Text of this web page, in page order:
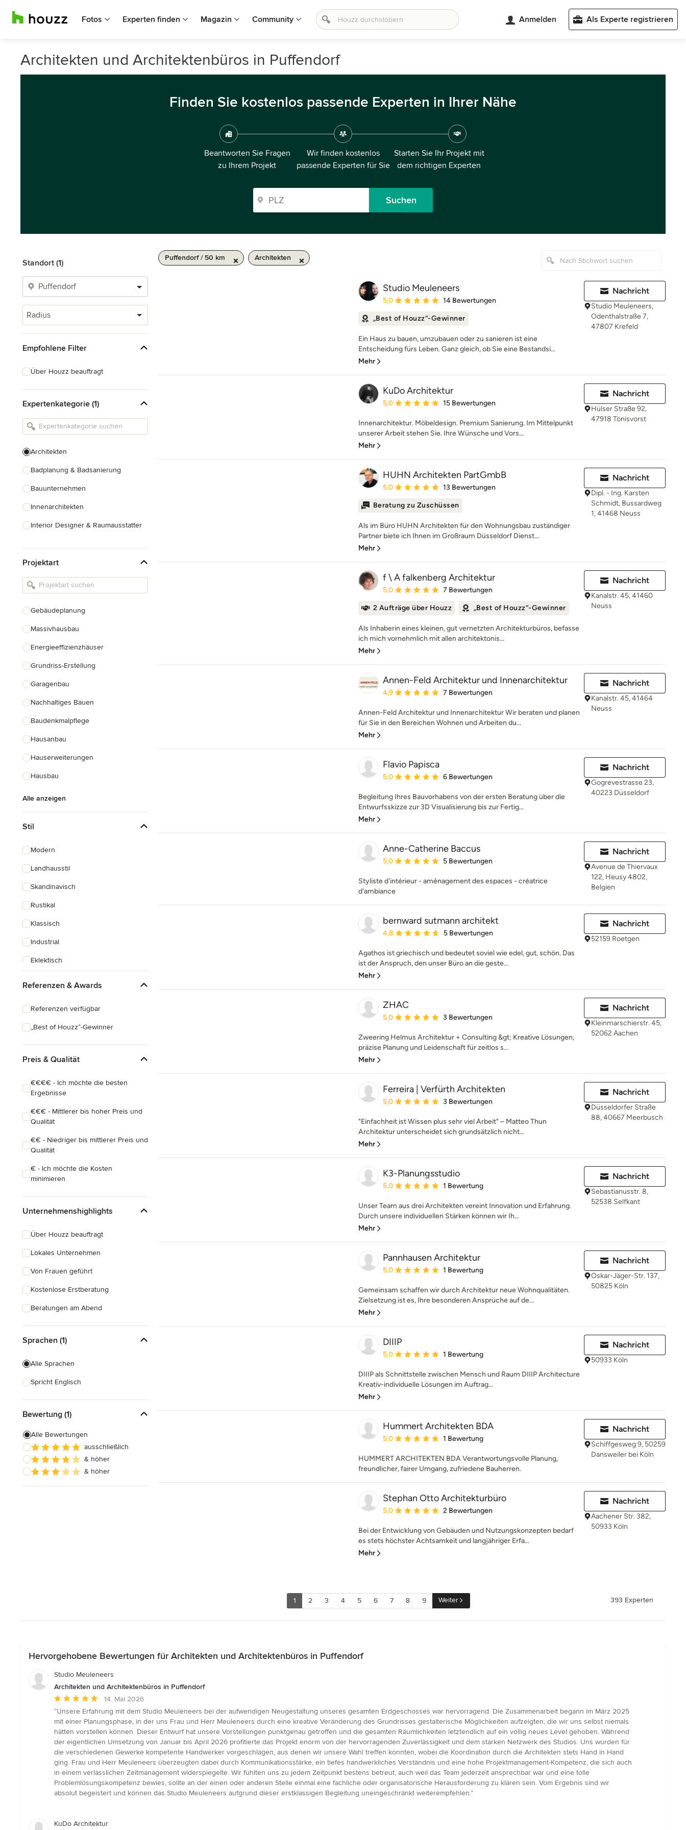
Fotos Experten finden Magazin Community Anmelden Als Experte registrieren
Architekten und Architektenbüros in Puffendorf
Finden Sie kostenlos passende Experten in Ihrer Nähe
Beantworten Sie Fragen
zu Ihrem Projekt
Wir finden kostenlos
passende Experten für Sie
Starten Sie Ihr Projekt mit
dem richtigen Experten
Suchen
Standort (1)
Radius
Empfohlene Filter
Über Houzz beauftragt
Expertenkategorie (1)
Architekten
Badplanung & Badsanierung
Bauunternehmen
Innenarchitekten
Interior Designer & Raumausstatter
Landschaftsarchitekten
Armaturen & Sanitärbedarf
Einbauschränke
Projektart
Gebäudeplanung
Massivhausbau
Energieeffizienzhäuser
Grundriss-Erstellung
Garagenbau
Nachhaltiges Bauen
Baudenkmalpflege
Hausanbau
Hauserweiterungen
Hausbau
Alle anzeigen
Stil
Modern
Landhausstil
Skandinavisch
Rustikal
Klassisch
Industrial
Eklektisch
Referenzen & Awards
Referenzen verfügbar
„Best of Houzz“-Gewinner
Preis & Qualität
€€€€ - Ich möchte die besten
Ergebnisse
€€€ - Mittlerer bis hoher Preis und
Qualität
€€ - Niedriger bis mittlerer Preis und
Qualität
€ - Ich möchte die Kosten
minimieren
Unternehmenshighlights
Über Houzz beauftragt
Lokales Unternehmen
Von Frauen geführt
Kostenlose Erstberatung
Beratungen am Abend
Sprachen (1)
Alle Sprachen
Spricht Englisch
Bewertung (1)
Alle Bewertungen
ausschließlich
& höher
& höher
Puffendorf / 50 km Architekten
Studio Meuleneers
Durchschnittliche Bewertung: 5 von 5 Sternen
5,0 14 Bewertungen
„Best of Houzz“-Gewinner
Ein Haus zu bauen, umzubauen oder zu sanieren ist eine
Entscheidung fürs Leben. Ganz gleich, ob Sie eine Bestandsi...
Mehr
Nachricht
Studio Meuleneers,
Odenthalstraße 7,
47807 Krefeld
KuDo Architektur
Durchschnittliche Bewertung: 5 von 5 Sternen
5,0 15 Bewertungen
Innenarchitektur. Möbeldesign. Premium Sanierung. Im Mittelpunkt
unserer Arbeit stehen Sie. Ihre Wünsche und Vors...
Mehr
Nachricht
Hülser Straße 92,
47918 Tönisvorst
HUHN Architekten PartGmbB
Durchschnittliche Bewertung: 5 von 5 Sternen
5,0 13 Bewertungen
Beratung zu Zuschüssen
Als im Büro HUHN Architekten für den Wohnungsbau zuständiger
Partner biete ich Ihnen im Großraum Düsseldorf Dienst...
Mehr
Nachricht
Dipl. - Ing. Karsten
Schmidt, Bussardweg
1, 41468 Neuss
f \ A falkenberg Architektur
Durchschnittliche Bewertung: 5 von 5 Sternen
5,0 7 Bewertungen
2 Aufträge über Houzz „Best of Houzz“-Gewinner
Als Inhaberin eines kleinen, gut vernetzten Architekturbüros, befasse
ich mich vornehmlich mit allen architektonis...
Mehr
Nachricht
Kanalstr. 45, 41460
Neuss
Annen-Feld Architektur und Innenarchitektur
Durchschnittliche Bewertung: 4.9 von 5 Sternen
4,9 7 Bewertungen
Annen-Feld Architektur und Innenarchitektur Wir beraten und planen
für Sie in den Bereichen Wohnen und Arbeiten du...
Mehr
Nachricht
Kanalstr. 45, 41464
Neuss
Flavio Papisca
Durchschnittliche Bewertung: 5 von 5 Sternen
5,0 6 Bewertungen
Begleitung Ihres Bauvorhabens von der ersten Beratung über die
Entwurfsskizze zur 3D Visualisierung bis zur Fertig...
Mehr
Nachricht
Gogrevestrasse 23,
40223 Düsseldorf
Anne-Catherine Baccus
Durchschnittliche Bewertung: 5 von 5 Sternen
5,0 5 Bewertungen
Styliste d'intérieur - aménagement des espaces - créatrice
d'ambiance
Nachricht
Avenue de Thiervaux
122, Heusy 4802,
Belgien
bernward sutmann architekt
Durchschnittliche Bewertung: 4.8 von 5 Sternen
4,8 5 Bewertungen
Agathos ist griechisch und bedeutet soviel wie edel, gut, schön. Das
ist der Anspruch, den unser Büro an die geste...
Mehr
Nachricht
52159 Roetgen
ZHAC
Durchschnittliche Bewertung: 5 von 5 Sternen
5,0 3 Bewertungen
Zweering Helmus Architektur + Consulting &gt; Kreative Lösungen,
präzise Planung und Leidenschaft für zeitlos s...
Mehr
Nachricht
Kleinmarschierstr. 45,
52062 Aachen
Ferreira | Verfürth Architekten
Durchschnittliche Bewertung: 5 von 5 Sternen
5,0 3 Bewertungen
"Einfachheit ist Wissen plus sehr viel Arbeit" – Matteo Thun
Architektur unterscheidet sich grundsätzlich nicht...
Mehr
Nachricht
Düsseldorfer Straße
88, 40667 Meerbusch
K3-Planungsstudio
Durchschnittliche Bewertung: 5 von 5 Sternen
5,0 1 Bewertung
Unser Team aus drei Architekten vereint Innovation und Erfahrung.
Durch unsere individuellen Stärken können wir Ih...
Mehr
Nachricht
Sebastianusstr. 8,
52538 Selfkant
Pannhausen Architektur
Durchschnittliche Bewertung: 5 von 5 Sternen
5,0 1 Bewertung
Gemeinsam schaffen wir durch Architektur neue Wohnqualitäten.
Zielsetzung ist es, Ihre besonderen Ansprüche auf de...
Mehr
Nachricht
Oskar-Jäger-Str. 137,
50825 Köln
DIIIP
Durchschnittliche Bewertung: 5 von 5 Sternen
5,0 1 Bewertung
DIIIP als Schnittstelle zwischen Mensch und Raum DIIIP Architecture
Kreativ-individuelle Lösungen im Auftrag...
Mehr
Nachricht
50933 Köln
Hummert Architekten BDA
Durchschnittliche Bewertung: 5 von 5 Sternen
5,0 1 Bewertung
HUMMERT ARCHITEKTEN BDA Verantwortungsvolle Planung,
freundlicher, fairer Umgang, zufriedene Bauherren.
Nachricht
Schiffgesweg 9, 50259
Dansweiler bei Köln
Stephan Otto Architekturbüro
Durchschnittliche Bewertung: 5 von 5 Sternen
5,0 2 Bewertungen
Bei der Entwicklung von Gebäuden und Nutzungskonzepten bedarf
es stets höchster Achtsamkeit und langjähriger Erfa...
Mehr
Nachricht
Aachener Str. 382,
50933 Köln
1 2 3 4 5 6 7 8 9 Weiter 393 Experten
Hervorgehobene Bewertungen für Architekten und Architektenbüros in Puffendorf
Studio Meuleneers
Architekten und Architektenbüros in Puffendorf
Durchschnittliche
Bewertung:
5
von
5
Sternen
14. Mai 2026
“Unsere Erfahrung mit dem Studio Meuleneers bei der aufwendigen Neugestaltung unseres gesamten Erdgeschosses war hervorragend. Die Zusammenarbeit begann im März 2025
mit einer Planungsphase, in der uns Frau und Herr Meuleneers durch eine kreative Veränderung des Grundrisses gestalterische Möglichkeiten aufzeigten, die wir uns selbst niemals
hätten vorstellen können. Dieser Entwurf hat unsere Vorstellungen punktgenau getroffen und die gesamten Räumlichkeiten letztendlich auf ein völlig neues Level gehoben. Während
der eigentlichen Umsetzung von Januar bis April 2026 profitierte das Projekt enorm von der hervorragenden Zuverlässigkeit und dem starken Netzwerk des Studios. Uns wurden für
die verschiedenen Gewerke kompetente Handwerker vorgeschlagen, aus denen wir unsere Wahl treffen konnten, wobei die Koordination durch die Architekten stets Hand in Hand
ging. Frau und Herr Meuleneers überzeugten dabei durch Kommunikationsstärke, ein tiefes handwerkliches Verständnis und eine hohe Projektmanagement-Kompetenz, die sich auch
in einem verlässlichen Zeitmanagement widerspiegelte. Wir fühlten uns zu jedem Zeitpunkt bestens betreut, auch weil das Team jederzeit ansprechbar war und eine tolle
Problemlösungskompetenz bewies, sollte an der einen oder anderen Stelle einmal eine fachliche oder organisatorische Herausforderung zu klären sein. Vom Ergebnis sind wir
absolut begeistert und können das Studio Meuleneers aufgrund dieser erstklassigen Begleitung uneingeschränkt weiterempfehlen.”
KuDo Architektur